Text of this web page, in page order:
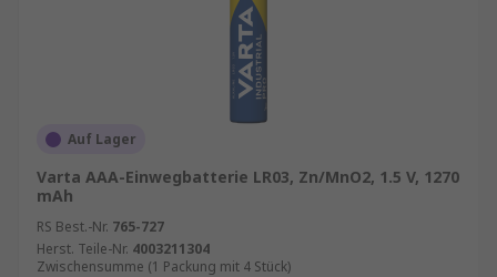
Auf Lager
Varta AAA-Einwegbatterie LR03, Zn/MnO2, 1.5 V, 1270
mAh
RS Best.-Nr. 765-727
Herst. Teile-Nr. 4003211304
Zwischensumme (1 Packung mit 4 Stück)